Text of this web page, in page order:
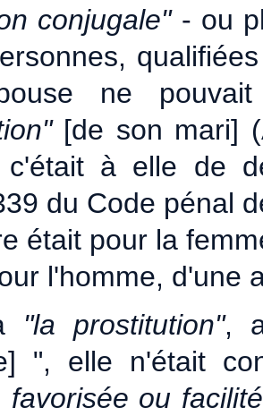
conjugale"- ou
ne
[de son mari]
c'était à elle de
du Code pénal
était pour la
l'homme, d'une
"la prostitution",
", elle n'était
favorisée ou